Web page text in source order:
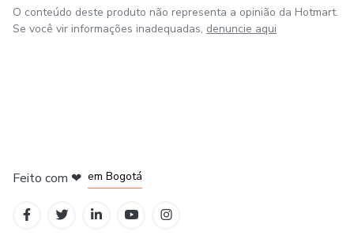
O conteúdo deste produto não representa a opinião da Hotmart.
Se você vir informações inadequadas, denuncie aqui
Feito com ❤ em Bogotá